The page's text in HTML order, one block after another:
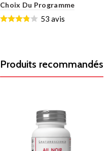
Choix Du Programme
53 avis
Produits recommandés